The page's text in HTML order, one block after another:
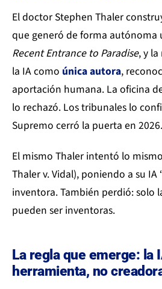
El doctor Stephen Thaler
que generó de forma autónoma
Recent Entrance to Paradise, y
la IA como única autora,
aportación humana. La oficina
lo rechazó. Los tribunales lo
Supremo cerró la puerta en 2026.
El mismo Thaler intentó lo
Thaler v. Vidal), poniendo a su IA
inventora. También perdió: solo
pueden ser inventoras.
La regla que emerge: la
herramienta, no